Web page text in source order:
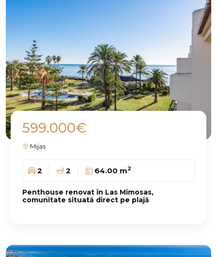
599.000€
Mijas
2 2 64.00 m2
Penthouse renovat în Las Mimosas,
comunitate situată direct pe plajă